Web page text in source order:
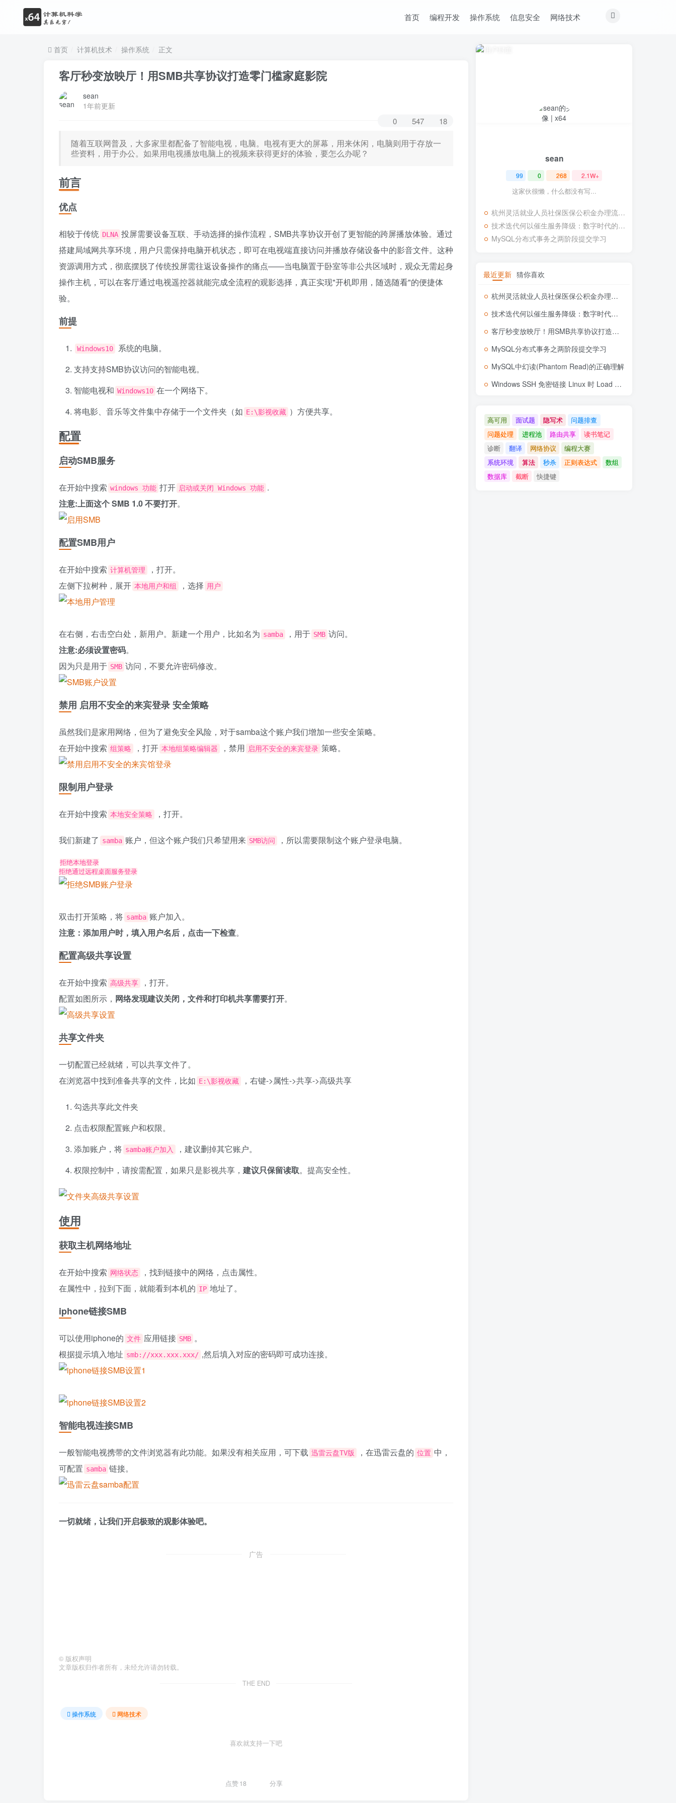
首页 编程开发 操作系统 信息安全 网络技术
首页 计算机技术 操作系统 正文
客厅秒变放映厅！用SMB共享协议打造零门槛家庭影院
sean
1年前更新
0 547 18
随着互联网普及，大多家里都配备了智能电视，电脑。电视有更大的屏幕，用来休闲，电脑则用于存放一
些资料，用于办公。如果用电视播放电脑上的视频来获得更好的体验，要怎么办呢？
前言
优点
相较于传统 DLNA 投屏需要设备互联、手动选择的操作流程，SMB共享协议开创了更智能的跨屏播放体验。通过
搭建局域网共享环境，用户只需保持电脑开机状态，即可在电视端直接访问并播放存储设备中的影音文件。这种
资源调用方式，彻底摆脱了传统投屏需往返设备操作的痛点——当电脑置于卧室等非公共区域时，观众无需起身
操作主机，可以在客厅通过电视遥控器就能完成全流程的观影选择，真正实现"开机即用，随选随看"的便捷体
验。
前提
Windows10
系统的电脑。
支持支持SMB协议访问的智能电视。
智能电视和 Windows10 在一个网络下。
将电影、音乐等文件集中存储于一个文件夹（如 E:\影视收藏 ）方便共享。
配置
启动SMB服务
在开始中搜索 windows 功能 打开 启动或关闭 Windows 功能 .
注意:上面这个 SMB 1.0 不要打开。
配置SMB用户
在开始中搜索 计算机管理
，打开。
左侧下拉树种，展开 本地用户和组 ，选择 用户
在右侧，右击空白处，新用户。新建一个用户，比如名为 samba ，用于 SMB 访问。
注意:必须设置密码。
因为只是用于 SMB 访问，不要允许密码修改。
禁用 启用不安全的来宾登录 安全策略
虽然我们是家用网络，但为了避免安全风险，对于samba这个账户我们增加一些安全策略。
在开始中搜索 组策略 ，打开 本地组策略编辑器 ，禁用 启用不安全的来宾登录 策略。
限制用户登录
在开始中搜索 本地安全策略 ，打开。
我们新建了 samba 账户，但这个账户我们只希望用来 SMB访问 ，所以需要限制这个账户登录电脑。
拒绝本地登录
拒绝通过远程桌面服务登录
双击打开策略，将 samba 账户加入。
注意：添加用户时，填入用户名后，点击一下检查。
配置高级共享设置
在开始中搜索 高级共享
，打开。
配置如图所示， 网络发现建议关闭，文件和打印机共享需要打开。
共享文件夹
一切配置已经就绪，可以共享文件了。
在浏览器中找到准备共享的文件，比如 E:\影视收藏 ，右键->属性->共享->高级共享
勾选共享此文件夹
点击权限配置账户和权限。
添加账户，将 samba账户加入
，建议删掉其它账户。
权限控制中，请按需配置，如果只是影视共享， 建议只保留读取。提高安全性。
使用
获取主机网络地址
在开始中搜索 网络状态
，找到链接中的网络，点击属性。
在属性中，拉到下面，就能看到本机的 IP 地址了。
iphone链接SMB
可以使用iphone的 文件 应用链接 SMB 。
根据提示填入地址 smb://xxx.xxx.xxx/ ,然后填入对应的密码即可成功连接。
智能电视连接SMB
一般智能电视携带的文件浏览器有此功能。如果没有相关应用，可下载 迅雷云盘TV版 ，在迅雷云盘的 位置 中，
可配置 samba 链接。
一切就绪，让我们开启极致的观影体验吧。
广告
© 版权声明
文章版权归作者所有，未经允许请勿转载。
THE END
操作系统 网络技术
喜欢就支持一下吧
点赞18 分享
sean
99 0 268 2.1W+
这家伙很懒，什么都没有写...
杭州灵活就业人员社保医保公积金办理流程记录
技术迭代何以催生服务降级：数字时代的用户体验悖论
MySQL分布式事务之两阶段提交学习
最近更新 猜你喜欢
杭州灵活就业人员社保医保公积金办理流程记录
技术迭代何以催生服务降级：数字时代的用户体验悖论
客厅秒变放映厅！用SMB共享协议打造零门槛家庭影院
MySQL分布式事务之两阶段提交学习
MySQL中幻读(Phantom Read)的正确理解
Windows SSH 免密链接 Linux 时 Load key xxx invalid format 问题
高可用 面试题 隐写术
问题排查
问题处理
进程池 路由共享
读书笔记
诊断
翻译 网络协议
编程大赛
系统环境
算法 秒杀 正则表达式
数组
数据库
截断 快捷键